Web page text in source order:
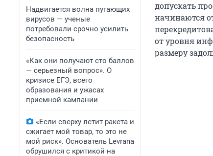
Надвигается волна пугающих
вирусов — ученые
потребовали срочно усилить
безопасность
«Как они получают сто баллов
— серьезный вопрос». О
кризисе ЕГЭ, всего
образования и ужасах
приемной кампании
«Если сверху летит ракета и
сжигает мой товар, то это не
мой риск». Основатель Levrana
обрушился с критикой на
допускать
начинаются
от уровня
размеру